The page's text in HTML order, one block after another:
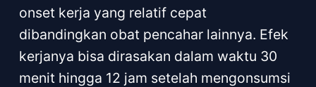
onset kerja yang relatif cepat
dibandingkan obat pencahar lainnya. Efek
kerjanya bisa dirasakan dalam waktu 30
menit hingga 12 jam setelah mengonsumsi